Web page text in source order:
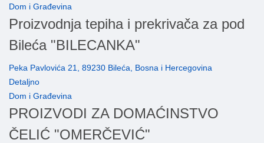
Dom i Građevina
Proizvodnja tepiha i prekrivača za pod
Bileća "BILECANKA"
Peka Pavlovića 21, 89230 Bileća, Bosna i Hercegovina
Detaljno
Dom i Građevina
PROIZVODI ZA DOMAĆINSTVO
ČELIĆ "OMERČEVIĆ"